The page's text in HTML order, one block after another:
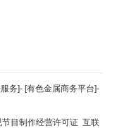
务]- [有色金属商务平台]-
节目制作经营许可证 互联